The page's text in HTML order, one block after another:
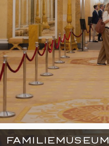
FAMILIEMUSEUM